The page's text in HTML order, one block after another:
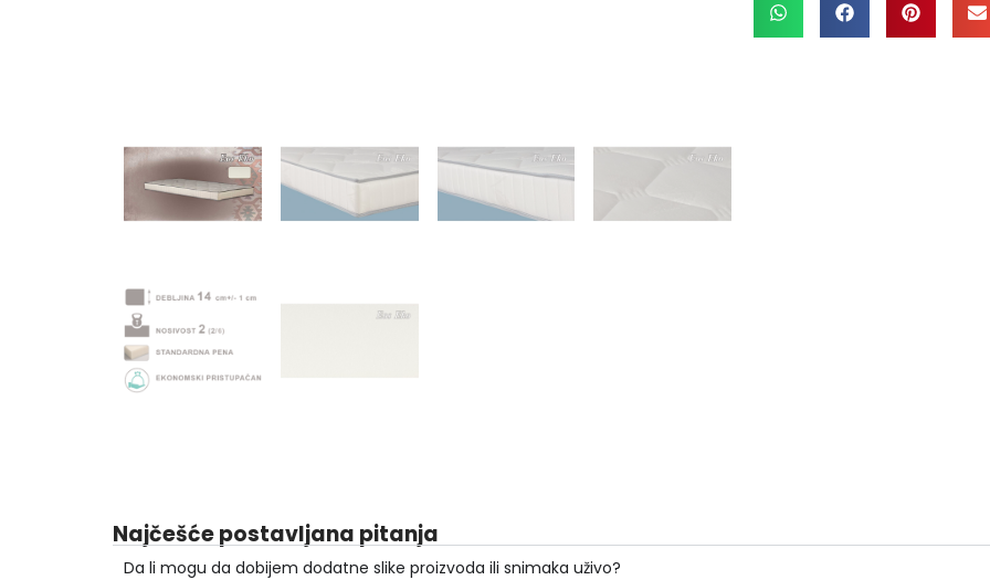
Najčešće postavljana pitanja
Da li mogu da dobijem dodatne slike proizvoda ili snimaka uživo?